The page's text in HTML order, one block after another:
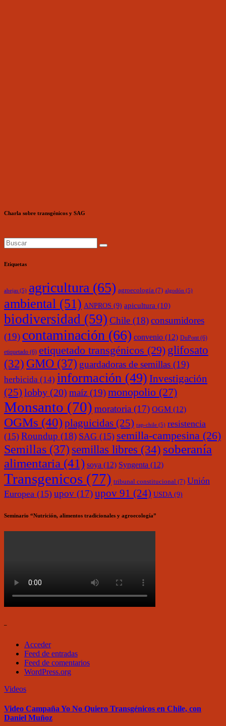
Charla sobre transgénicos y SAG
Etiquetas
abejas (5) agricultura (65) agroecología (7) algodón (5)
ambiental (51) ANPROS (9) apicultura (10)
biodiversidad (59) Chile (18)consumidores
(19) contaminación (66) convenio (12) DuPont (6)
etiquetado (6) etiquetado transgénicos (29) glifosato
(32) GMO (37) guardadoras de semillas (19)
herbicida (14) información (49) Investigación
(25) lobby (20) maíz (19)monopolio (27)
Monsanto (70) moratoria (17) OGM (12)
OGMs (40)plaguicidas (25) rap-chile (5) resistencia
(15) Roundup (18) SAG (15) semilla-campesina (26)
Semillas (37) semillas libres (34) soberanía
alimentaria (41) soya (12) Syngenta (12)
Transgenicos (77) tribunal constitucional (7) Unión
Europea (15) upov (17)upov 91 (24) USDA (9)
Seminario “Nutrición, alimentos tradicionales y agroecología”
–
Acceder
Feed de entradas
Feed de comentarios
WordPress.org
Videos
Video Campaña Yo No Quiero Transgénicos en Chile, con
Daniel Muñoz